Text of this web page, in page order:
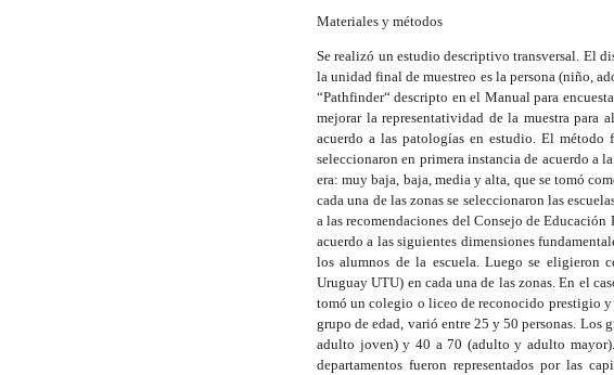
Materiales y métodos
Se realizó un estudio descriptivo transversal. El
la unidad final de muestreo es la persona (niño,
“Pathfinder“ descripto en el Manual para
mejorar la representatividad de la muestra para
acuerdo a las patologías en estudio. El
seleccionaron en primera instancia de acuerdo a
era: muy baja, baja, media y alta, que se tomó
cada una de las zonas se seleccionaron las
a las recomendaciones del Consejo de Educación
acuerdo a las siguientes dimensiones
los alumnos de la escuela. Luego se eligieron
Uruguay UTU) en cada una de las zonas. En el
tomó un colegio o liceo de reconocido prestigio
grupo de edad, varió entre 25 y 50 personas. Los
adulto joven) y 40 a 70 (adulto y adulto
departamentos fueron representados por las